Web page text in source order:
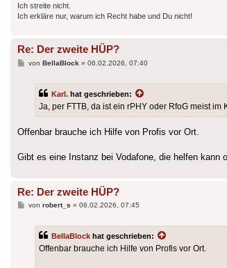
Ich streite nicht.
Ich erkläre nur, warum ich Recht habe und Du nicht!
Re: Der zweite HÜP?
Beitrag
von BellaBlock » 06.02.2026, 07:40
Karl. hat geschrieben:
Ja, per FTTB, da ist ein rPHY oder RfoG meist im
Offenbar brauche ich Hilfe von Profis vor Ort.
Gibt es eine Instanz bei Vodafone, die helfen kann
Re: Der zweite HÜP?
Beitrag
von robert_s » 06.02.2026, 07:45
BellaBlock hat geschrieben:
Offenbar brauche ich Hilfe von Profis vor Ort.